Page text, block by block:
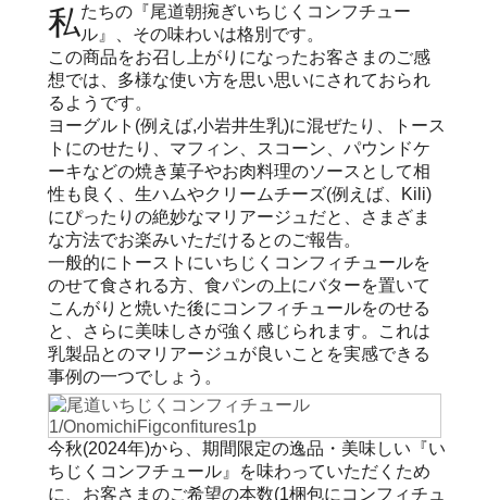
私たちの『尾道朝捥ぎいちじくコンフチュール』、その味わいは格別です。
この商品をお召し上がりになったお客さまのご感
想では、多様な使い方を思い思いにされておられ
るようです。
ヨーグルト(例えば,小岩井生乳)に混ぜたり、トース
トにのせたり、マフィン、スコーン、パウンドケ
ーキなどの焼き菓子やお肉料理のソースとして相
性も良く、生ハムやクリームチーズ(例えば、Kili)
にぴったりの絶妙なマリアージュだと、さまざま
な方法でお楽みいただけるとのご報告。
一般的にトーストにいちじくコンフィチュールを
のせて食される方、食パンの上にバターを置いて
こんがりと焼いた後にコンフィチュールをのせる
と、さらに美味しさが強く感じられます。これは
乳製品とのマリアージュが良いことを実感できる
事例の一つでしょう。
今秋(2024年)から、期間限定の逸品・美味しい『い
ちじくコンフチュール』を味わっていただくため
に、お客さまのご希望の本数(1梱包にコンフィチュ